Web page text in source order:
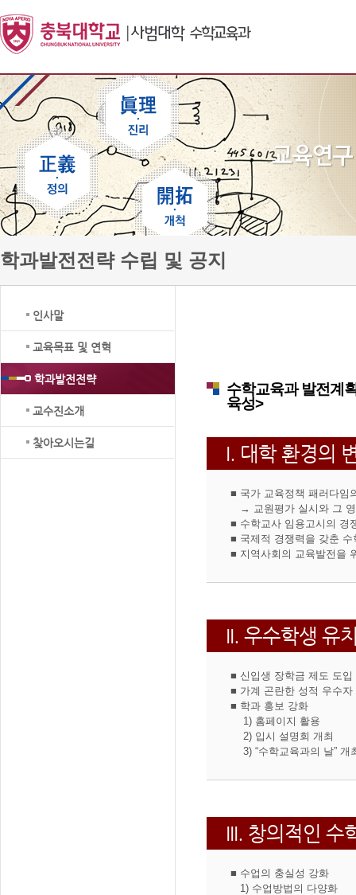
인사말
교육목표 및 연혁
학과발전전략
교수진소개
찾아오시는길
학과발전전략 수립 및 공지
수학교육과 발전계
육성>
I. 대학 환경의
■ 국가 교육정책 패러다임
→ 교원평가 실시와 그
■ 수학교사 임용고시의 경
■ 국제적 경쟁력을 갖춘
■ 지역사회의 교육발전을
II. 우수학생
■ 신입생 장학금 제도 도
■ 가계 곤란한 성적 우수자
■ 학과 홍보 강화
1) 홈페이지 활용
2) 입시 설명회 개최
3) “수학교육과의 날” 개
III. 창의적인
■ 수업의 충실성 강화
1) 수업방법의 다양화